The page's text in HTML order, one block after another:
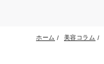
ホーム 美容コラム